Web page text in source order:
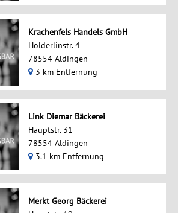
Krachenfels Handels GmbH
Hölderlinstr. 4
78554 Aldingen
3 km Entfernung
Link Diemar Bäckerei
Hauptstr. 31
78554 Aldingen
3.1 km Entfernung
Merkt Georg Bäckerei